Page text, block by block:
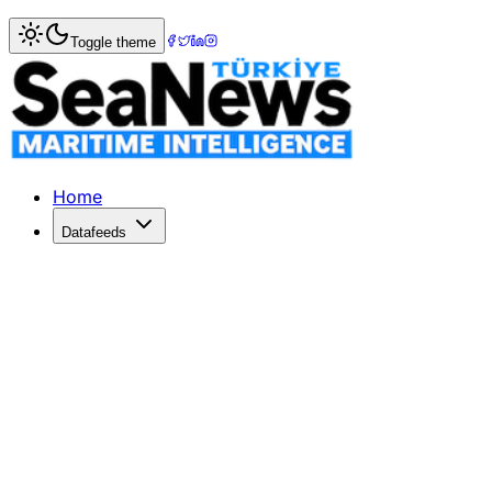
Home> Tourism & Cruise
Sahilden bildiriyorum CÜNEYT
RadikalSahilden bildiriyorum CÜNEYT
Published: December 10, 2025 | Author: SeaNews |
Toggle theme
Home
Datafeeds